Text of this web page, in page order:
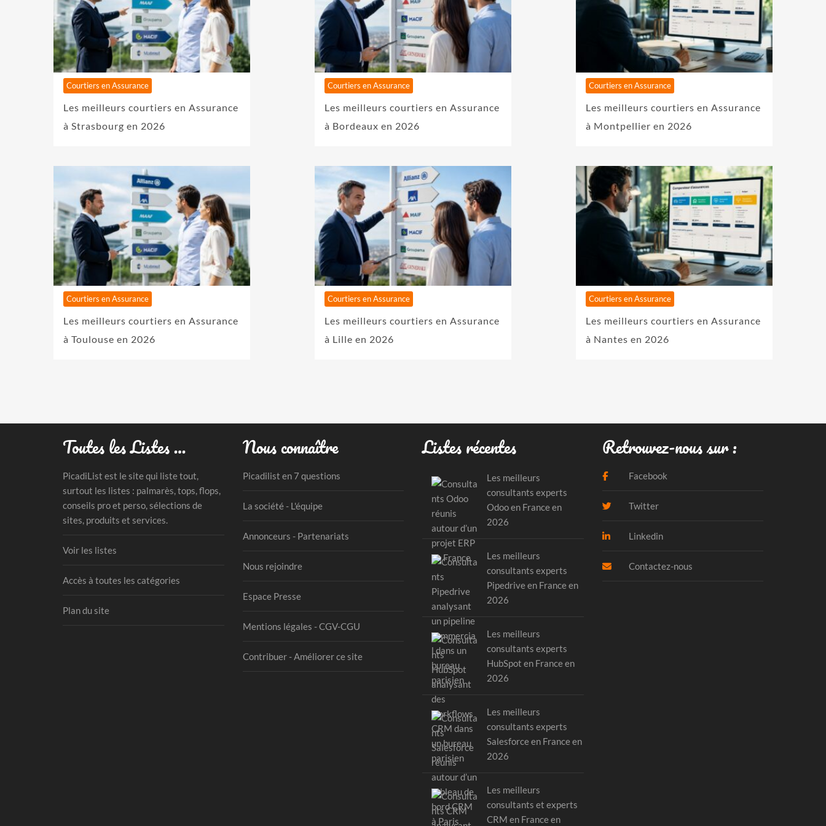
Courtiers en Assurance
Les meilleurs courtiers en Assurance
à Strasbourg en 2026
Courtiers en Assurance
Les meilleurs courtiers en Assurance
à Bordeaux en 2026
Courtiers en Assurance
Les meilleurs courtiers en Assurance
à Montpellier en 2026
Courtiers en Assurance
Les meilleurs courtiers en Assurance
à Toulouse en 2026
Courtiers en Assurance
Les meilleurs courtiers en Assurance
à Lille en 2026
Courtiers en Assurance
Les meilleurs courtiers en Assurance
à Nantes en 2026
Toutes les Listes …
PicadiList est le site qui liste tout,
surtout les listes : palmarès, tops, flops,
conseils pro et perso, sélections de
sites, produits et services.
Voir les listes
Accès à toutes les catégories
Plan du site
Nous connaître
Picadilist en 7 questions
La société - L'équipe
Annonceurs - Partenariats
Nous rejoindre
Espace Presse
Mentions légales - CGV-CGU
Contribuer - Améliorer ce site
Listes récentes
Les meilleurs
consultants experts
Odoo en France en
2026
Les meilleurs
consultants experts
Pipedrive en France en
2026
Les meilleurs
consultants experts
HubSpot en France en
2026
Les meilleurs
consultants experts
Salesforce en France en
2026
Les meilleurs
consultants et experts
CRM en France en
Retrouvez-nous sur :
Facebook
Twitter
Linkedin
Contactez-nous